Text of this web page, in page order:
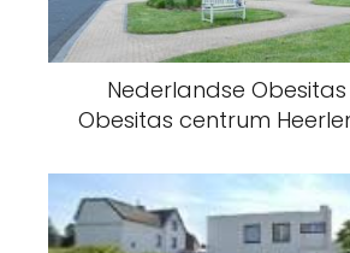
Nederlandse Obesitas
Obesitas centrum